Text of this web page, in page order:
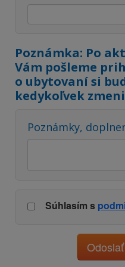
Poznámka: Po
Vám pošleme
o ubytovaní si
kedykoľvek
Poznámky,
Súhlasím s